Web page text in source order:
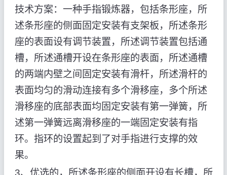
技术方案：一种手指锻炼器，包括条形座，所
述条形座的侧面固定安装有支架板，所述条形
座的表面设有调节装置，所述调节装置包括通
槽，所述通槽开设在条形座的表面，所述通槽
的两端内壁之间固定安装有滑杆，所述滑杆的
表面均匀的滑动连接有多个滑移座，多个所述
滑移座的底部表面均固定安装有第一弹簧，所
述第一弹簧远离滑移座的一端固定安装有指
环。指环的设置起到了对手指进行支撑的效
果。
3、优选的，所述条形座的侧面开设有长槽，所